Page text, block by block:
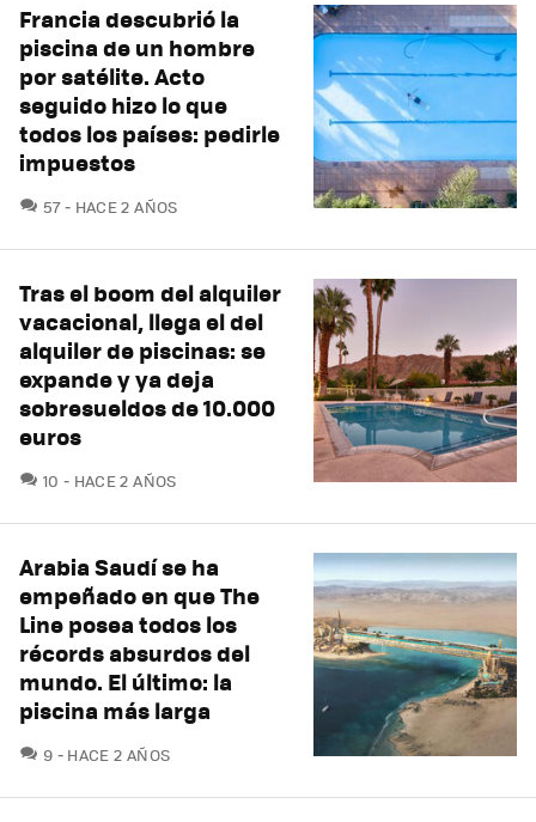
Francia descubrió la
piscina de un hombre
por satélite. Acto
seguido hizo lo que
todos los países: pedirle
impuestos
57COMENTARIOS
HACE 2 AÑOS
Tras el boom del alquiler
vacacional, llega el del
alquiler de piscinas: se
expande y ya deja
sobresueldos de 10.000
euros
10 COMENTARIOS
HACE 2 AÑOS
Arabia Saudí se ha
empeñado en que The
Line posea todos los
récords absurdos del
mundo. El último: la
piscina más larga
9 COMENTARIOS
HACE 2 AÑOS